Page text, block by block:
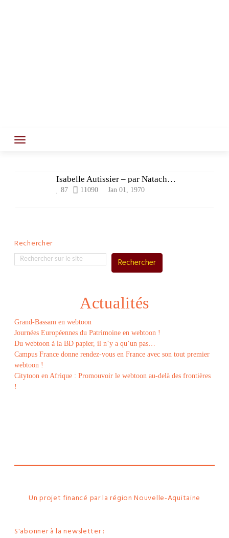
Isabelle Autissier – par Natacha Ratto
87 11090 Jan 01, 1970
Rechercher
Rechercher
Actualités
Grand-Bassam en webtoon
Journées Européennes du Patrimoine en webtoon !
Du webtoon à la BD papier, il n’y a qu’un pas…
Campus France donne rendez-vous en France avec son tout premier
webtoon !
Citytoon en Afrique : Promouvoir le webtoon au-delà des frontières
!
Un projet financé par la région Nouvelle-Aquitaine
S'abonner à la newsletter :